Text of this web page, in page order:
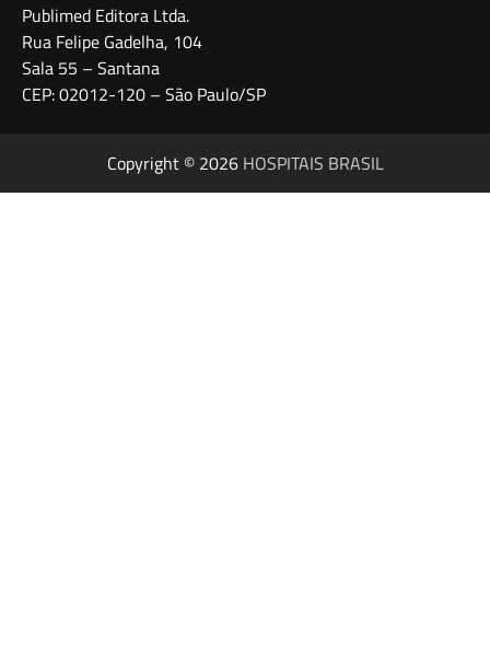
Publimed Editora Ltda.
Rua Felipe Gadelha, 104
Sala 55 – Santana
CEP: 02012-120 – São Paulo/SP
Copyright © 2026 HOSPITAIS BRASIL